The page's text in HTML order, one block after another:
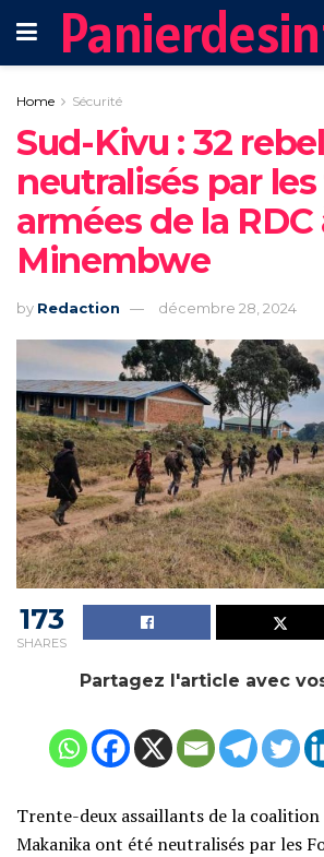
Home Sécurité
Sud-Kivu : 32
neutralisés par
armées de la RDC
Minembwe
by Redaction décembre 28, 2024
173
SHARES
Partagez l'article avec
Trente-deux assaillants de la
Makanika ont été neutralisés par les